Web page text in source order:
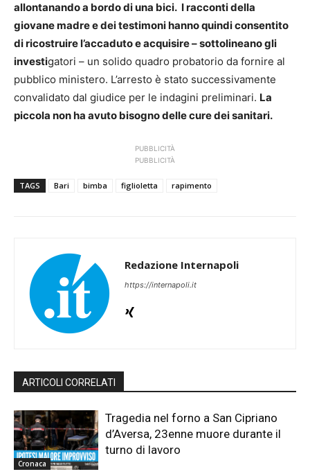
allontanando a bordo di una bici. I racconti della
giovane madre e dei testimoni hanno quindi consentito
di ricostruire l’accaduto e acquisire – sottolineano gli
investigatori – un solido quadro probatorio da fornire al
pubblico ministero. L’arresto è stato successivamente
convalidato dal giudice per le indagini preliminari. La
piccola non ha avuto bisogno delle cure dei sanitari.
PUBBLICITÀ
PUBBLICITÀ
TAGS Bari bimba figlioletta rapimento
Redazione Internapoli
https://internapoli.it
ARTICOLI CORRELATI
Cronaca
Tragedia nel forno a San Cipriano
d’Aversa, 23enne muore durante il
turno di lavoro